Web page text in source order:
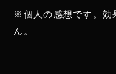
※個人の感想です。効
ん。